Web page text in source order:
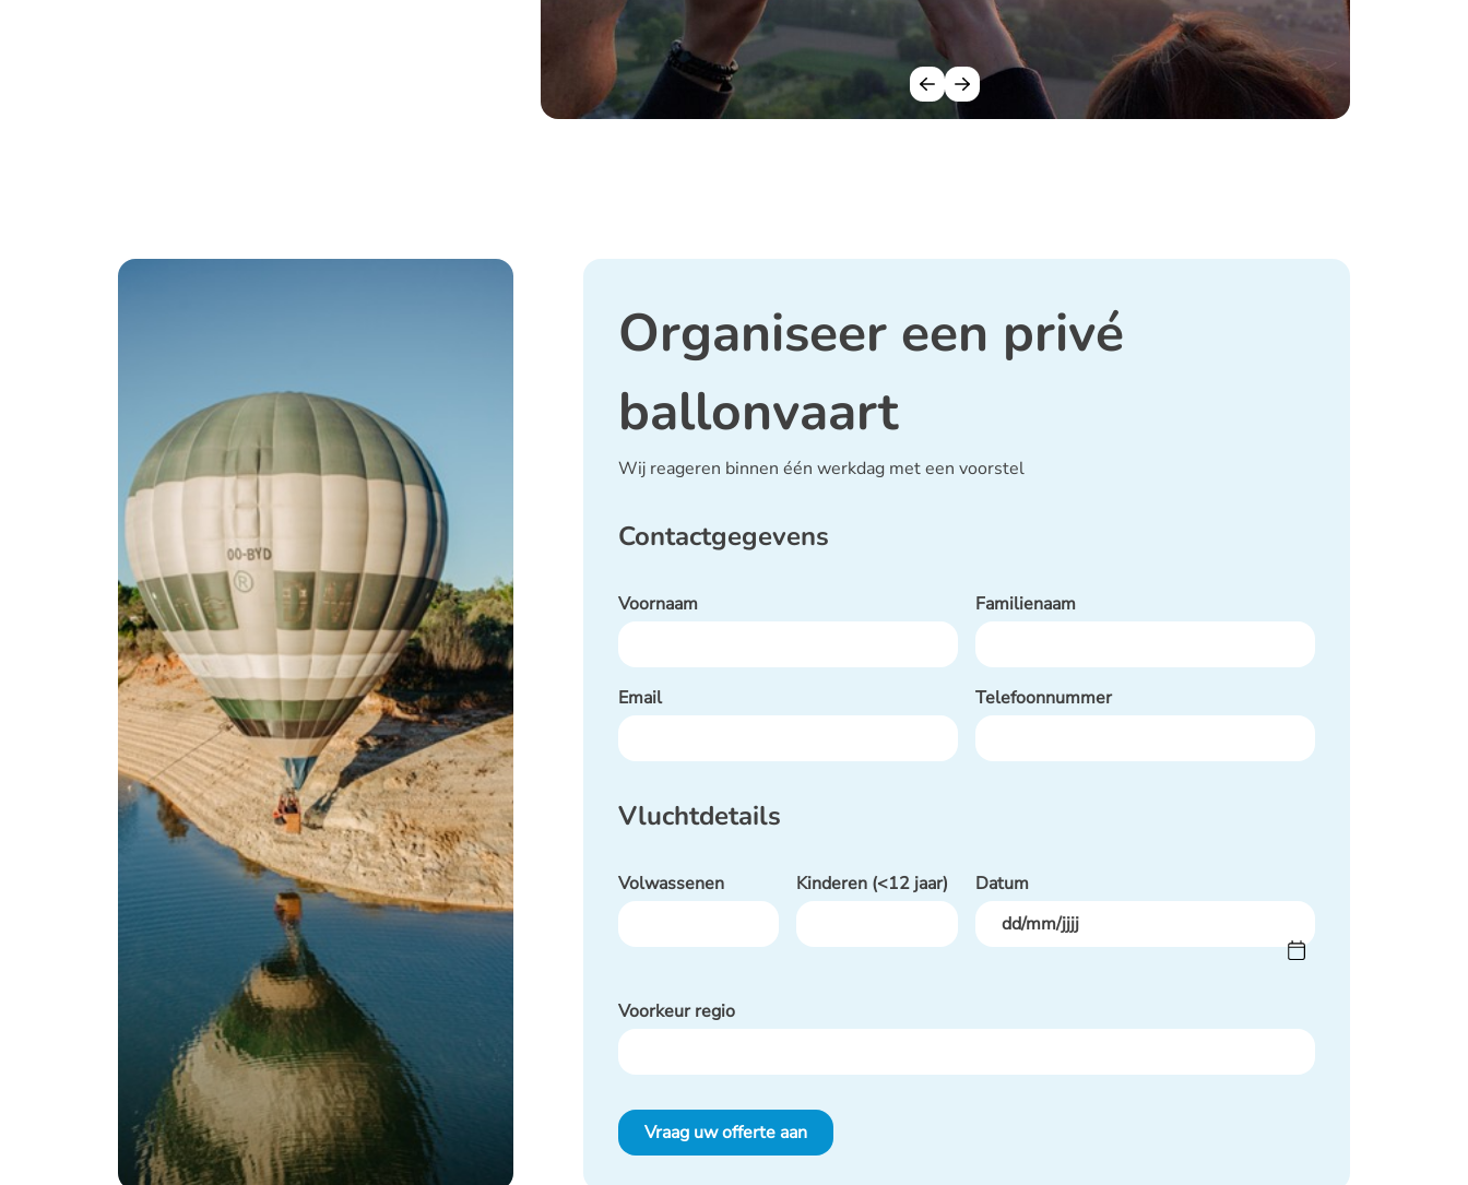
Organiseer een privé
ballonvaart
Wij reageren binnen één werkdag met een voorstel
Contactgegevens
Voornaam Familienaam
Email Telefoonnummer
Vluchtdetails
Volwassenen Kinderen (<12 jaar) Datum
Voorkeur regio
Vraag uw offerte aan